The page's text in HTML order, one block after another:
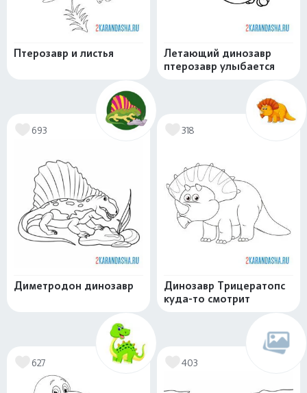
Птерозавр и листья
Летающий динозавр
птерозавр улыбается
693
Диметродон динозавр
318
Динозавр Трицератопс
куда-то смотрит
627 403